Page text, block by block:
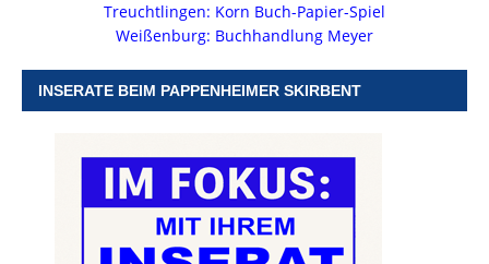
Treuchtlingen: Korn Buch-Papier-Spiel
Weißenburg: Buchhandlung Meyer
INSERATE BEIM PAPPENHEIMER SKIRBENT